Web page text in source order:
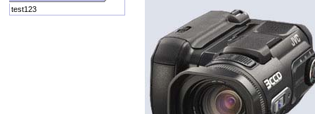
test123